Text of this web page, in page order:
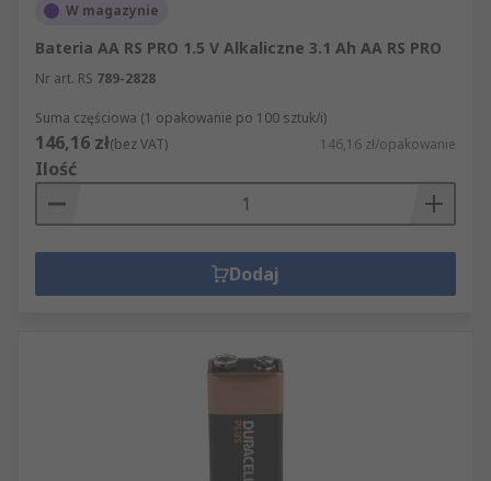
W magazynie
Bateria AA RS PRO 1.5 V Alkaliczne 3.1 Ah AA RS PRO
Nr art. RS 789-2828
Suma częściowa (1 opakowanie po 100 sztuk/i)
146,16 zł(bez VAT) 146,16 zł/opakowanie
Ilość
Dodaj